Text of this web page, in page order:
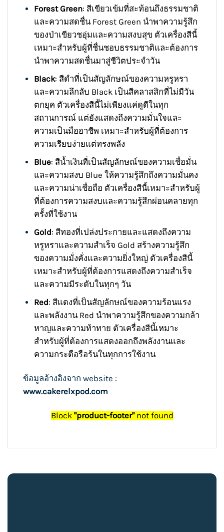
Forest Green: สีเขียวเข้มที่สะท้อนถึงธรรมชาติ
และความสดชื่น Forest Green นำพาความรู้สึก
ของป่าเขียวชอุ่มและความสงบสุข ตัวเครื่องสีนี้
เหมาะสำหรับผู้ที่ชื่นชอบธรรมชาติและต้องการ
นำพาความสดชื่นมาสู่ชีวิตประจำวัน
Black: สีดำที่เป็นสัญลักษณ์ของความหรูหรา
และความลึกลับ Black เป็นสีคลาสสิกที่ไม่มีวัน
ตกยุค ตัวเครื่องสีนี้ไม่เพียงแค่ดูดีในทุก
สถานการณ์ แต่ยังแสดงถึงความมั่นใจและ
ความเป็นมืออาชีพ เหมาะสำหรับผู้ที่ต้องการ
ความเรียบง่ายแต่ทรงพลัง
Blue: สีน้ำเงินที่เป็นสัญลักษณ์ของความเชื่อมั่น
และความสงบ Blue ให้ความรู้สึกถึงความมั่นคง
และความน่าเชื่อถือ ตัวเครื่องสีนี้เหมาะสำหรับผู้
ที่ต้องการความสงบและความรู้สึกผ่อนคลายทุก
ครั้งที่ใช้งาน
Gold: สีทองที่เปล่งประกายและแสดงถึงความ
หรูหราและความสำเร็จ Gold สร้างความรู้สึก
ของความมั่งคั่งและความยิ่งใหญ่ ตัวเครื่องสีนี้
เหมาะสำหรับผู้ที่ต้องการแสดงถึงความสำเร็จ
และความมีระดับในทุกๆ วัน
Red: สีแดงที่เป็นสัญลักษณ์ของความร้อนแรง
และพลังงาน Red นำพาความรู้สึกของความกล้า
หาญและความท้าทาย ตัวเครื่องสีนี้เหมาะ
สำหรับผู้ที่ต้องการแสดงออกถึงพลังงานและ
ความกระตือรือร้นในทุกการใช้งาน
ข้อมูลอ้างอิงจาก website :
www.cakerelxpod.com
Block "product-footer"not found